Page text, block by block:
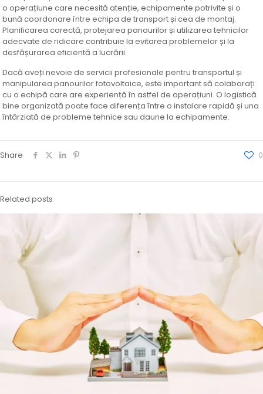
o operațiune care necesită atenție, echipamente potrivite și o
bună coordonare între echipa de transport și cea de montaj.
Planificarea corectă, protejarea panourilor și utilizarea tehnicilor
adecvate de ridicare contribuie la evitarea problemelor și la
desfășurarea eficientă a lucrării.
Dacă aveți nevoie de servicii profesionale pentru transportul și
manipularea panourilor fotovoltaice, este important să colaborați
cu o echipă care are experiență în astfel de operațiuni. O logistică
bine organizată poate face diferența între o instalare rapidă și una
întârziată de probleme tehnice sau daune la echipamente.
Share 0
Related posts